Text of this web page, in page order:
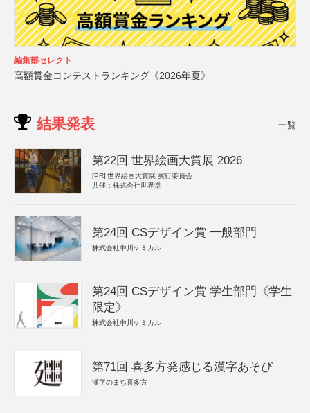
編集部セレクト
高額賞金コンテストランキング《2026年夏》
結果発表 一覧
第22回 世界絵画大賞展 2026
[PR] 世界絵画大賞展 実行委員会
共催：株式会社世界堂
第24回 CSデザイン賞 一般部門
株式会社中川ケミカル
第24回 CSデザイン賞 学生部門《学生
限定》
株式会社中川ケミカル
第71回 喜多方発感じる漢字あそび
漢字のまち喜多方